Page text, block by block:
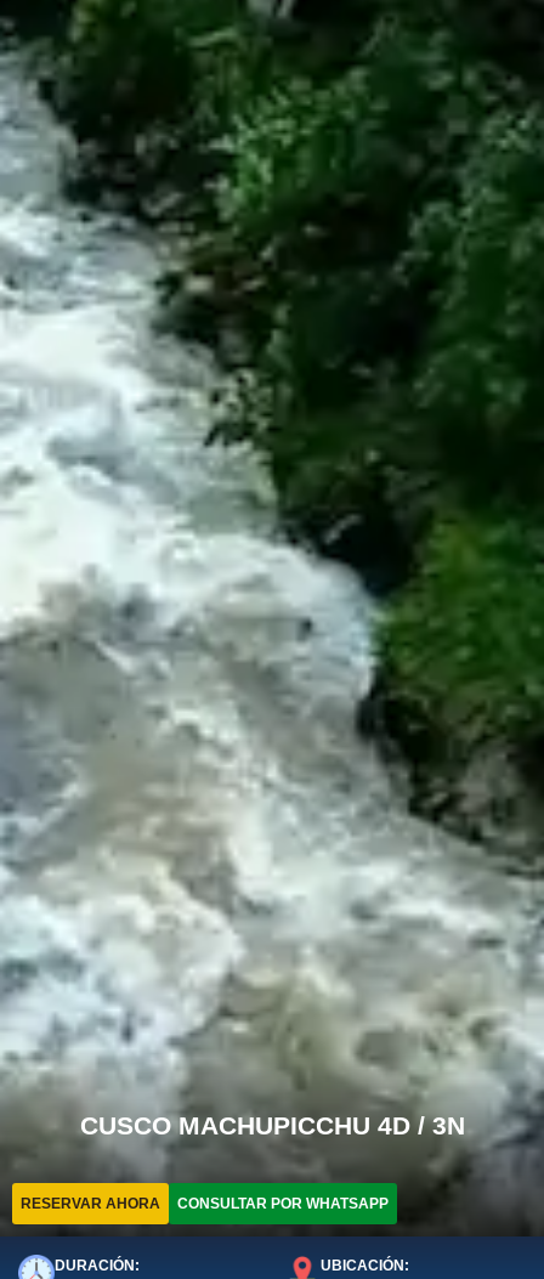
CUSCO MACHUPICCHU 4D / 3N
RESERVAR AHORA CONSULTAR POR WHATSAPP
DURACIÓN: UBICACIÓN: